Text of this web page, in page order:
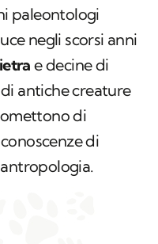
paleontologi
negli scorsi anni
e decine di
antiche creature
di
di